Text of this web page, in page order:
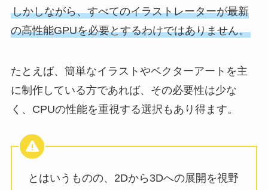
しかしながら、すべてのイラストレーターが最新
の高性能GPUを必要とするわけではありません。
たとえば、簡単なイラストやベクターアートを主
に制作している方であれば、その必要性は少な
く、CPUの性能を重視する選択もあり得ます。
とはいうものの、2Dから3Dへの展開を視野